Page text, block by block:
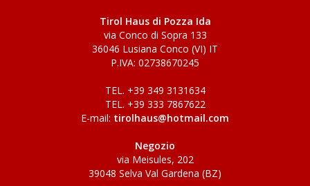
Tirol Haus di Pozza Ida
via Conco di Sopra 133
36046 Lusiana Conco (VI) IT
P.IVA: 02738670245
TEL. +39 349 3131634
TEL. +39 333 7867622
E-mail: tirolhaus@hotmail.com
Negozio
via Meisules, 202
39048 Selva Val Gardena (BZ)